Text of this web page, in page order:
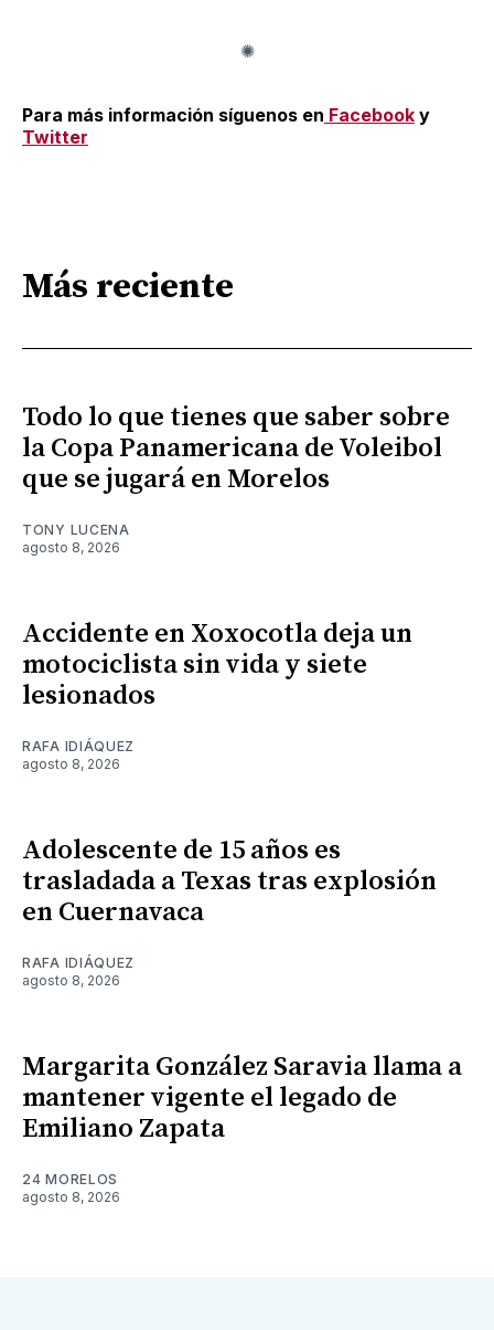
Para más información síguenos en Facebook y
Twitter
Más reciente
Todo lo que tienes que saber sobre
la Copa Panamericana de Voleibol
que se jugará en Morelos
TONY LUCENA
agosto 8, 2026
Accidente en Xoxocotla deja un
motociclista sin vida y siete
lesionados
RAFA IDIÁQUEZ
agosto 8, 2026
Adolescente de 15 años es
trasladada a Texas tras explosión
en Cuernavaca
RAFA IDIÁQUEZ
agosto 8, 2026
Margarita González Saravia llama a
mantener vigente el legado de
Emiliano Zapata
24 MORELOS
agosto 8, 2026